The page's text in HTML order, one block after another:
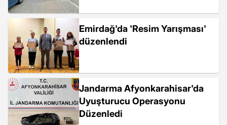
Emirdağ'da 'Resim Yarışması'
düzenlendi
Jandarma Afyonkarahisar'da
Uyuşturucu Operasyonu
Düzenledi